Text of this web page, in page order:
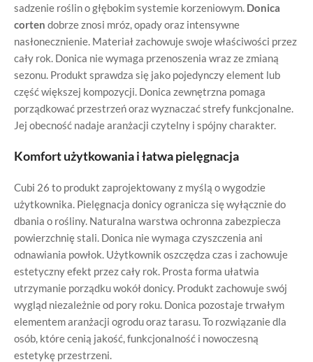
sadzenie roślin o głębokim systemie korzeniowym. Donica
corten dobrze znosi mróz, opady oraz intensywne
nasłonecznienie. Materiał zachowuje swoje właściwości przez
cały rok. Donica nie wymaga przenoszenia wraz ze zmianą
sezonu. Produkt sprawdza się jako pojedynczy element lub
część większej kompozycji. Donica zewnętrzna pomaga
porządkować przestrzeń oraz wyznaczać strefy funkcjonalne.
Jej obecność nadaje aranżacji czytelny i spójny charakter.
Komfort użytkowania i łatwa pielęgnacja
Cubi 26 to produkt zaprojektowany z myślą o wygodzie
użytkownika. Pielęgnacja donicy ogranicza się wyłącznie do
dbania o rośliny. Naturalna warstwa ochronna zabezpiecza
powierzchnię stali. Donica nie wymaga czyszczenia ani
odnawiania powłok. Użytkownik oszczędza czas i zachowuje
estetyczny efekt przez cały rok. Prosta forma ułatwia
utrzymanie porządku wokół donicy. Produkt zachowuje swój
wygląd niezależnie od pory roku. Donica pozostaje trwałym
elementem aranżacji ogrodu oraz tarasu. To rozwiązanie dla
osób, które cenią jakość, funkcjonalność i nowoczesną
estetykę przestrzeni.